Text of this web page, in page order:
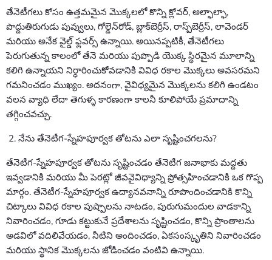
తేనెటీగలు కోసం ఉత్తమమైన మొక్కలలో కొన్ని క్లోవర్, అల్ఫాల్ఫా,
పొద్దుతిరుగుడు పువ్వులు, గోల్డెన్‌రోడ్, బ్లాక్‌బెర్రీస్, రాస్ప్‌బెర్రీస్, లావెండర్
మరియు అనేక వైల్డ్ ఫ్లవర్స్ ఉన్నాయి. అయినప్పటికీ, తేనెటీగలు
పెరుగుతున్న కాలంలో తేనె మరియు పుప్పొడి యొక్క స్థిరమైన మూలాన్ని
కలిగి ఉన్నాయని నిర్ధారించుకోవడానికి వివిధ రకాల మొక్కలు అవసరమని
గమనించడం ముఖ్యం. అదనంగా, వైవిధ్యమైన మొక్కలను కలిగి ఉండటం
వలన వ్యాధి లేదా తెగుళ్ళ కారణంగా కాలనీ కూలిపోయే ప్రమాదాన్ని
తగ్గించవచ్చు.
నేను తేనెటీగ-స్నేహపూర్వక తోటను ఎలా సృష్టించగలను?
తేనెటీగ-స్నేహపూర్వక తోటను సృష్టించడం తేనెటీగ జనాభాకు మద్దతు
ఇవ్వడానికి మరియు మీ పెరట్లో జీవవైవిధ్యాన్ని ప్రోత్సహించడానికి ఒక గొప్ప
మార్గం. తేనెటీగ-స్నేహపూర్వక ఉద్యానవనాన్ని రూపొందించడానికి కొన్ని
చిట్కాలు వివిధ రకాల పుష్పాలను నాటడం, పురుగుమందుల వాడకాన్ని
నివారించడం, గూడు కట్టుకునే ప్రదేశాలను సృష్టించడం, కొన్ని ప్రాంతాలను
అడవిలో వదిలివేయడం, నీటిని అందించడం, ఏకసంస్కృతిని నివారించడం
మరియు స్థానిక మొక్కలను జోడించడం వంటివి ఉన్నాయి.